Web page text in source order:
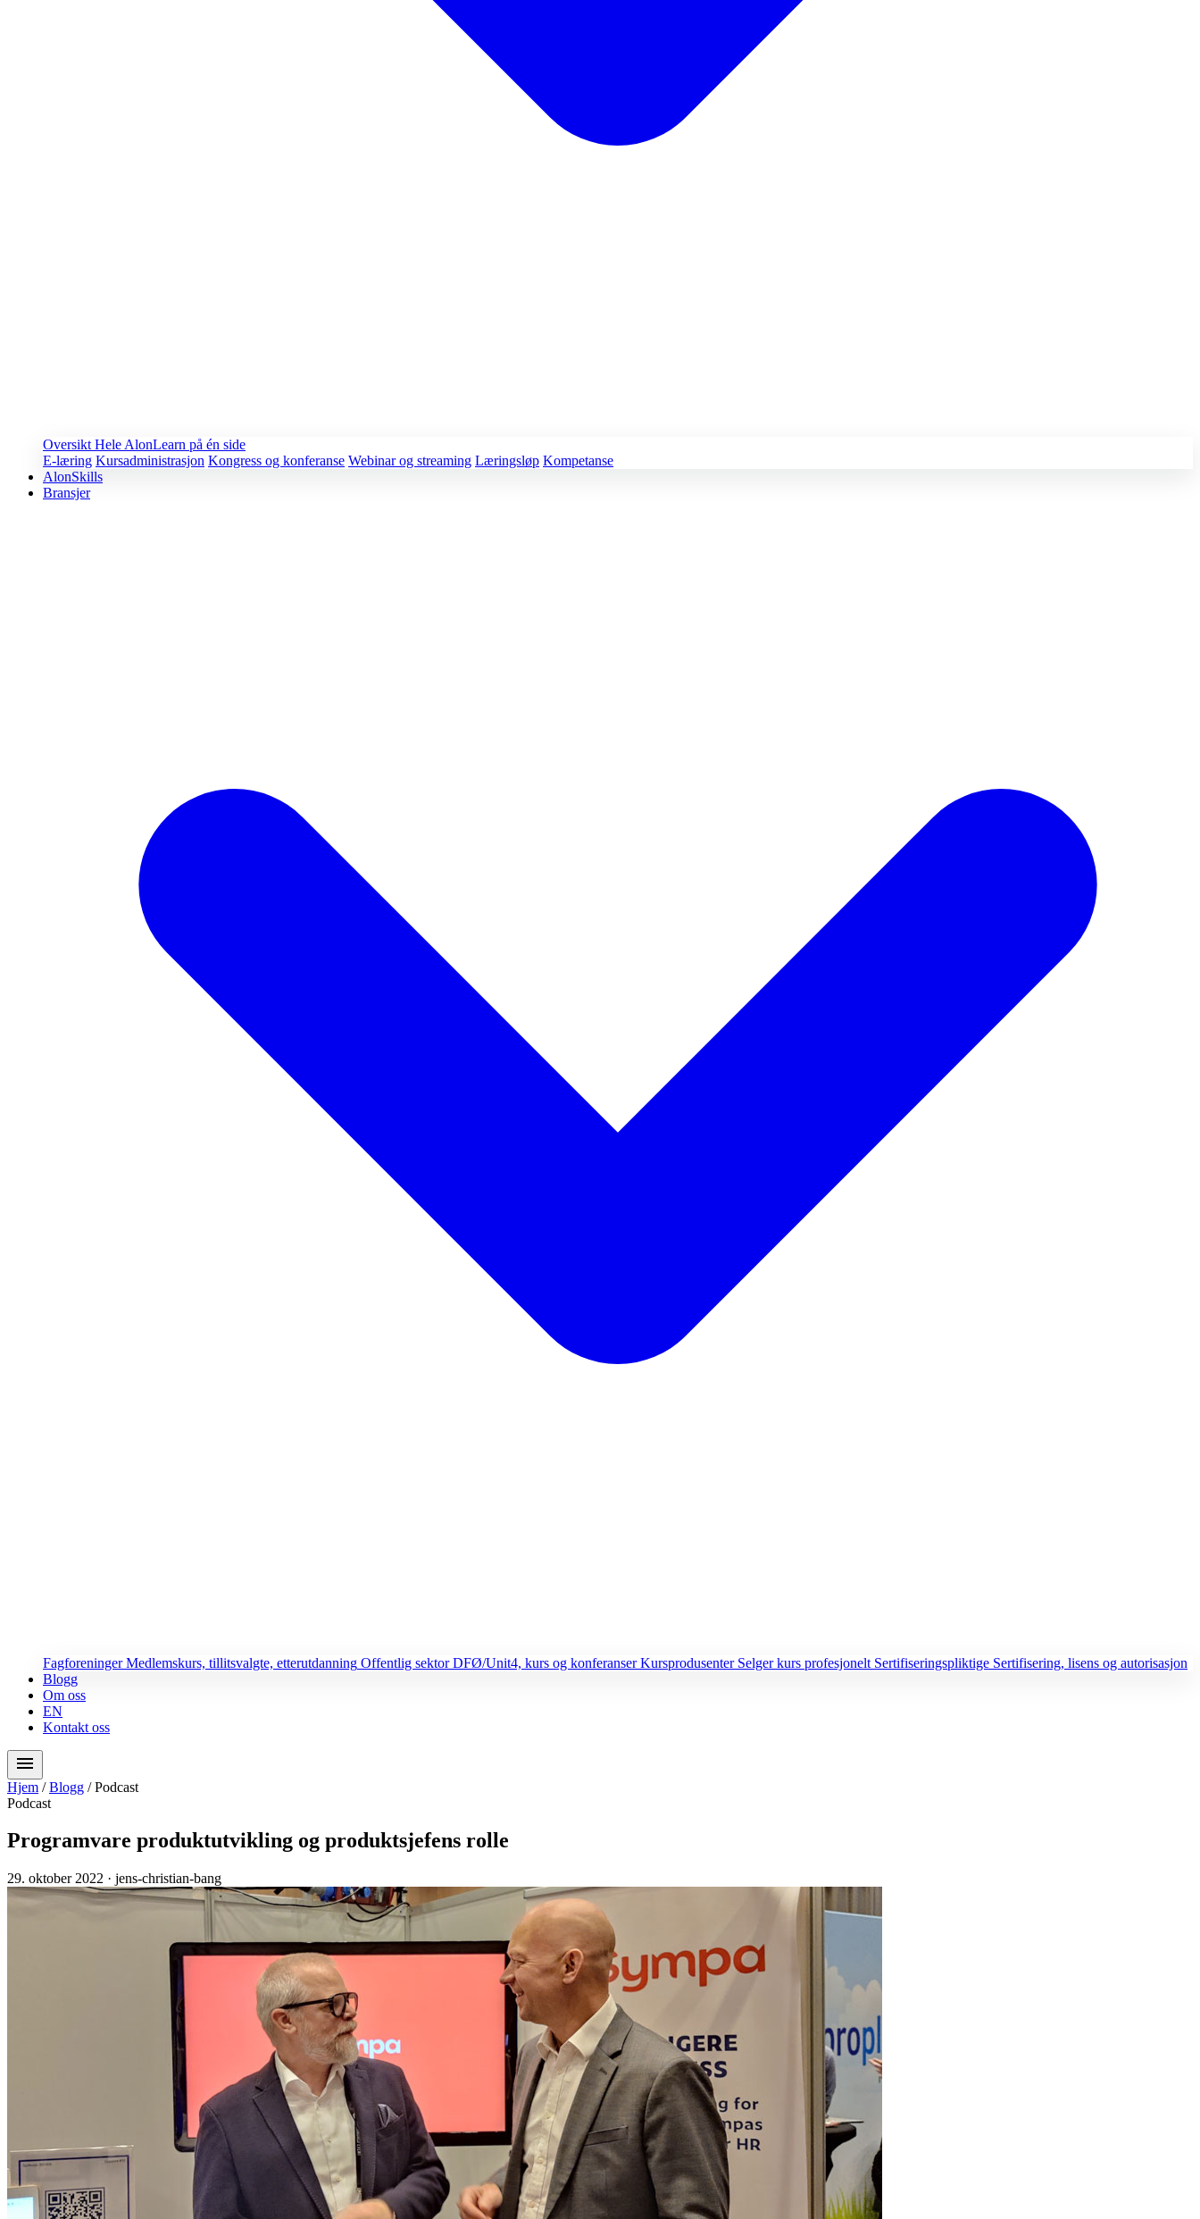
Oversikt Hele AlonLearn på én side
E-læring Kursadministrasjon Kongress og konferanse Webinar og streaming Læringsløp Kompetanse
AlonSkills
Bransjer
FagforeningerMedlemskurs, tillitsvalgte, etterutdanning Offentlig sektorDFØ/Unit4, kurs og konferanser Kursprodusenter Selger kurs profesjonelt Sertifiseringspliktige Sertifisering, lisens og autorisasjon
Blogg
Om oss
EN
Kontakt oss
menu
Hjem / Blogg / Podcast
Podcast
Programvare produktutvikling og produktsjefens rolle
29. oktober 2022 · jens-christian-bang